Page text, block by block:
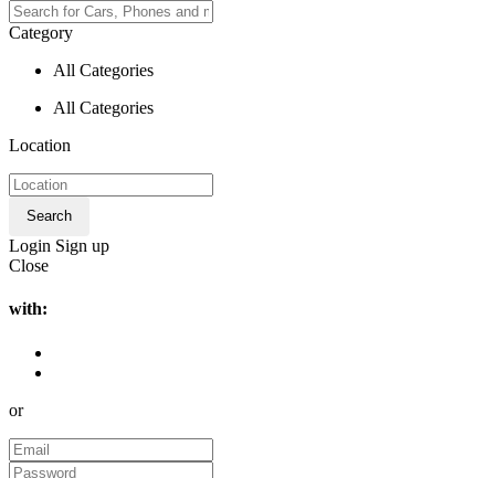
Category
All Categories
All Categories
Location
Search
Login Sign up
Close
with:
or